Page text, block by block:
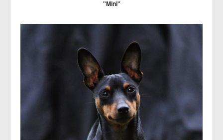
"Mini"